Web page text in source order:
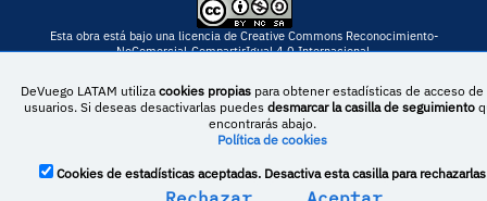
Esta obra está bajo una licencia de Creative Commons Reconocimiento-
NoComercial-CompartirIgual 4.0 Internacional
DeVuego España
DeVuego LATAM utiliza cookies propiaspara obtener estadísticas de acceso de
usuarios. Si deseas desactivarlas puedes desmarcar la casilla de seguimiento
encontrarás abajo.
Política de cookies
Cookies de estadísticas aceptadas. Desactiva esta casilla para